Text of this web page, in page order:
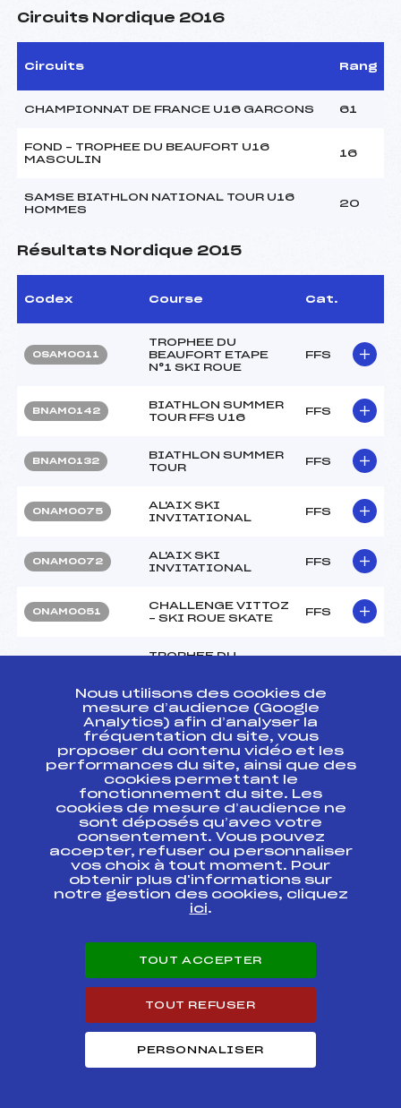
Circuits Nordique 2016
Circuits Rang
CHAMPIONNAT DE FRANCE U16 GARCONS 61
FOND – TROPHEE DU BEAUFORT U16
MASCULIN
16
SAMSE BIATHLON NATIONAL TOUR U16
HOMMES
20
Résultats Nordique 2015
Codex Course Cat.
OSAM0011
TROPHEE DU
BEAUFORT ETAPE
N°1 SKI ROUE
FFS
BNAM0142
BIATHLON SUMMER
TOUR FFS U16
FFS
BNAM0132
BIATHLON SUMMER
TOUR
FFS
ONAM0075
AL'AIX SKI
INVITATIONAL
FFS
ONAM0072
AL'AIX SKI
INVITATIONAL
FFS
ONAM0051
CHALLENGE VITTOZ
– SKI ROUE SKATE
FFS
TROPHEE DU
FSAM0133
Trophée du
Beaufort Etape 9 –
Etoile des Saisies
BNAM0102.FFS
SAMSE NATIONAL
TOUR U16
POURSUITE
FFS
BNAM0115
SAMSE NATIONAL
TOUR U16
POURSUITE
FFS
SAMSE NATIONAL
LA SAVOYARDE 73
CLASSIQUE
DISTANCES
FFS
LA SAVOYARDE 73
CAISSE D'EPARGNE
SKATE
Nous utilisons des cookies de
mesure d’audience (Google
Analytics) afin d’analyser la
fréquentation du site, vous
proposer du contenu vidéo et les
performances du site, ainsi que des
cookies permettant le
fonctionnement du site. Les
cookies de mesure d’audience ne
sont déposés qu’avec votre
consentement. Vous pouvez
accepter, refuser ou personnaliser
vos choix à tout moment. Pour
obtenir plus d'informations sur
notre gestion des cookies, cliquez
ici.
TOUT ACCEPTER
TOUT REFUSER
PERSONNALISER